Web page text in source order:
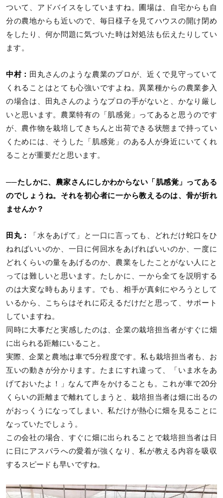
ついて、アドバイスをしていますね。圃場は、自宅からも自
分の農地からも近いので、毎日様子を見てハウスの開け閉め
をしたり、何か問題に気づいた時は対処法も伝えたりしてい
ます。
中村： 田丸さんのような農業のプロが、近くで見守っていて
くれることはとても心強いですよね。異業種からの農業参入
の場合は、田丸さんのようなプロの手がないと、かなり厳し
いと思います。農業特有の「肌感覚」ってあると思うのです
が、農作物を栽培してきちんと出荷できる状態まで持ってい
くためには、そうした「肌感覚」のある人が身近にいてくれ
ることが重要だと思います。
──たしかに、農家さんにしかわからない「肌感覚」ってある
のでしょうね。それを初心者に一から教えるのは、骨が折れ
ませんか？
田丸：
「水をあげて」と一口に言っても、どれだけ蛇口をひ
ねればいいのか、一日に何回水をあげればいいのか、一度に
どれくらいの量をあげるのか、農業をしたことがない人にと
っては難しいと思います。たしかに、一から全てを説明する
のは大変な時もあります。でも、相手が真剣にやろうとして
いるから、こちらはそれに応えるだけだと思って、サポート
していますね。
同時に大事だと実感したのは、企業の栽培担当者がすぐに畑
に出られる距離にいること。
実際、企業と農地は車で5分程度です。私も栽培担当者も、お
互いの動きが分かります。たまにすれ違って、「いま水をあ
げておいたよ！」なんて声をかけることも。これが車で20分
くらいの距離まで離れてしまうと、栽培担当者は畑に出るの
がおっくうになってしまい、私だけが熱心に畑を見ることに
なっていたでしょう。
この会社の場合、すぐに畑に出られることで栽培担当者は日
に日にアスパラへの愛着が強くなり、私が教える内容を吸収
するスピードも早いですね。